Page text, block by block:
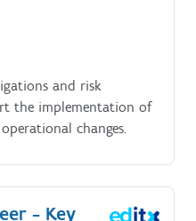
and risk
the implementation of
changes.
- Key